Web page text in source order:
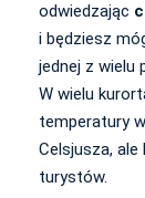
odwiedzając
i będziesz
jednej z wielu
W wielu
temperatury
Celsjusza,
turystów.